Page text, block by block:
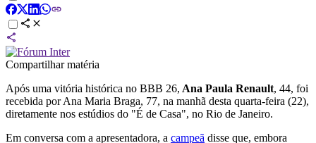
Compartilhar matéria
Após uma vitória histórica no BBB 26, Ana Paula Renault, 44, foi
recebida por Ana Maria Braga, 77, na manhã desta quarta-feira (22),
diretamente nos estúdios do "É de Casa", no Rio de Janeiro.
Em conversa com a apresentadora, a campeã disse que, embora